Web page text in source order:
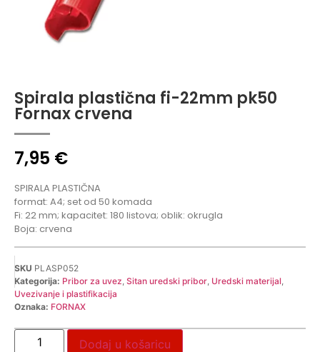
Spirala plastična fi-22mm pk50
Fornax crvena
7,95 €
SPIRALA PLASTIČNA
format: A4; set od 50 komada
Fi: 22 mm; kapacitet: 180 listova; oblik: okrugla
Boja: crvena
SKU PLASP052
Kategorija: Pribor za uvez Sitan uredski pribor Uredski materijal
Uvezivanje i plastifikacija
Oznaka: FORNAX
Dodaj u košaricu